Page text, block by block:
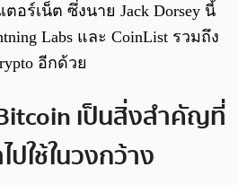
อร์เน็ต ซึ่งนาย Jack Dorsey นี้
Labs และ CoinList รวมถึง
อีกด้วย
เป็นสิ่งสำคัญที่
ปใช้ในวงกว้าง